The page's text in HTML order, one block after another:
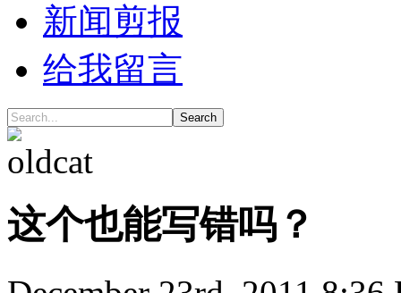
新闻剪报
给我留言
Search
这个也能写错吗？